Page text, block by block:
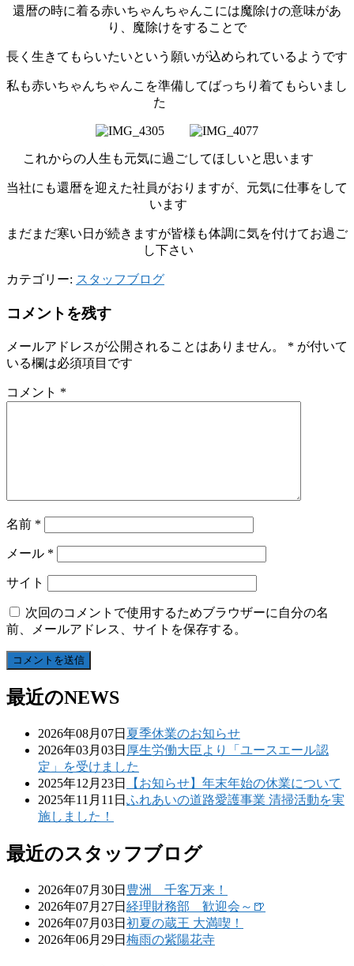
還暦の時に着る赤いちゃんちゃんこには魔除けの意味があ
り、魔除けをすることで
長く生きてもらいたいという願いが込められているようです
私も赤いちゃんちゃんこを準備してばっちり着てもらいまし
た
これからの人生も元気に過ごしてほしいと思います
当社にも還暦を迎えた社員がおりますが、元気に仕事をして
います
まだまだ寒い日が続きますが皆様も体調に気を付けてお過ご
し下さい
カテゴリー: スタッフブログ
コメントを残す
メールアドレスが公開されることはありません。 * が付いて
いる欄は必須項目です
コメント *
名前 *
メール *
サイト
次回のコメントで使用するためブラウザーに自分の名
前、メールアドレス、サイトを保存する。
最近のNEWS
2026年08月07日 夏季休業のお知らせ
2026年03月03日 厚生労働大臣より「ユースエール認
定」を受けました
2025年12月23日
【お知らせ】年末年始の休業について
2025年11月11日 ふれあいの道路愛護事業 清掃活動を実
施しました！
最近のスタッフブログ
2026年07月30日 豊洲 千客万来！
2026年07月27日 経理財務部 歓迎会～🍺
2026年07月03日 初夏の蔵王 大満喫！
2026年06月29日 梅雨の紫陽花寺